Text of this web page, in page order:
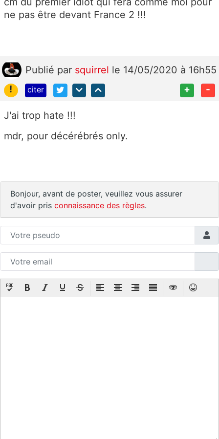
ne pas être devant France 2 !!!
Publié par squirrel le 14/05/2020 à 16h55
!
citer + -
J'ai trop hate !!!
mdr, pour décérébrés only.
Bonjour, avant de poster, veuillez vous assurer
d'avoir pris connaissance des règles.